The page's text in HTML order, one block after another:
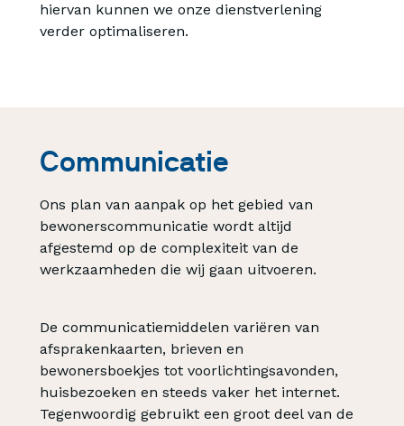
hiervan kunnen we onze dienstverlening
verder optimaliseren.
Communicatie
Ons plan van aanpak op het gebied van
bewonerscommunicatie wordt altijd
afgestemd op de complexiteit van de
werkzaamheden die wij gaan uitvoeren.
De communicatiemiddelen variëren van
afsprakenkaarten, brieven en
bewonersboekjes tot voorlichtingsavonden,
huisbezoeken en steeds vaker het internet.
Tegenwoordig gebruikt een groot deel van de